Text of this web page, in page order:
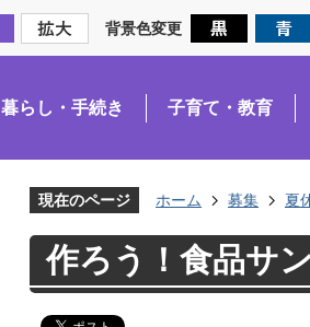
背景色変更
暮らし・手続き 子育て・教育
現在のページ ホーム 募集 夏
作ろう！食品サ